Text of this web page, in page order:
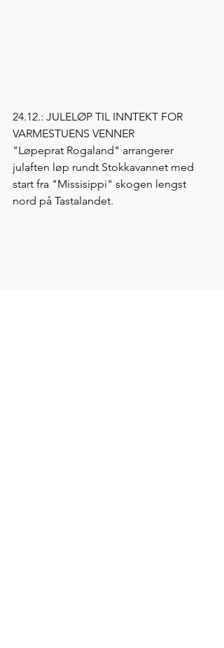
24.12.: JULELØP TIL INNTEKT FOR
VARMESTUENS VENNER
"Løpeprat Rogaland" arrangerer
julaften løp rundt Stokkavannet med
start fra "Missisippi" skogen lengst
nord på Tastalandet.